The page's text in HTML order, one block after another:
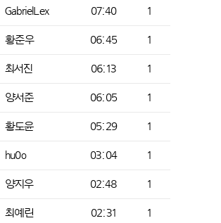
GabrielLex 07:40 1
황준우 06:45 1
최서진 06:13 1
양서준 06:05 1
황도윤 05:29 1
hu0o 03:04 1
양지우 02:48 1
최예린 02:31 1